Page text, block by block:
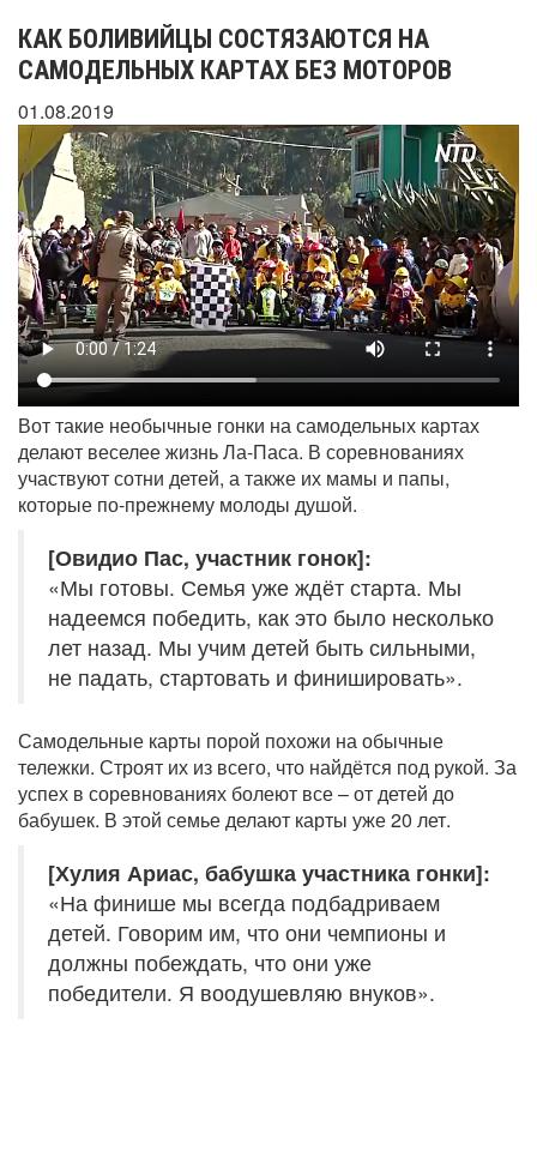
КАК БОЛИВИЙЦЫ СОСТЯЗАЮТСЯ НА
САМОДЕЛЬНЫХ КАРТАХ БЕЗ МОТОРОВ
01.08.2019
Вот такие необычные гонки на самодельных картах
делают веселее жизнь Ла-Паса. В соревнованиях
участвуют сотни детей, а также их мамы и папы,
которые по-прежнему молоды душой.
[Овидио Пас, участник гонок]:
«Мы готовы. Семья уже ждёт старта. Мы
надеемся победить, как это было несколько
лет назад. Мы учим детей быть сильными,
не падать, стартовать и финишировать».
Самодельные карты порой похожи на обычные
тележки. Строят их из всего, что найдётся под рукой. За
успех в соревнованиях болеют все – от детей до
бабушек. В этой семье делают карты уже 20 лет.
[Хулия Ариас, бабушка участника гонки]:
«На финише мы всегда подбадриваем
детей. Говорим им, что они чемпионы и
должны побеждать, что они уже
победители. Я воодушевляю внуков».